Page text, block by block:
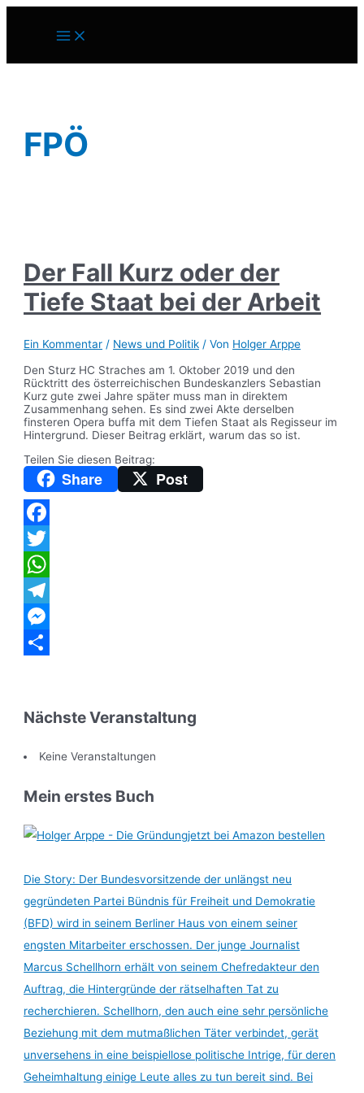
Main
Menu
FPÖ
Der Fall Kurz oder der
Tiefe Staat bei der Arbeit
Ein Kommentar / News und Politik / Von Holger Arppe
Den Sturz HC Straches am 1. Oktober 2019 und den
Rücktritt des österreichischen Bundeskanzlers Sebastian
Kurz gute zwei Jahre später muss man in direktem
Zusammenhang sehen. Es sind zwei Akte derselben
finsteren Opera buffa mit dem Tiefen Staat als Regisseur im
Hintergrund. Dieser Beitrag erklärt, warum das so ist.
Teilen Sie diesen Beitrag:
Share Post
Facebook
Twitter
WhatsApp
Telegram
Messenger
Nächste Veranstaltung
Keine Veranstaltungen
Mein erstes Buch
jetzt bei Amazon bestellen
Die Story: Der Bundesvorsitzende der unlängst neu
gegründeten Partei Bündnis für Freiheit und Demokratie
(BFD) wird in seinem Berliner Haus von einem seiner
engsten Mitarbeiter erschossen. Der junge Journalist
Marcus Schellhorn erhält von seinem Chefredakteur den
Auftrag, die Hintergründe der rätselhaften Tat zu
recherchieren. Schellhorn, den auch eine sehr persönliche
Beziehung mit dem mutmaßlichen Täter verbindet, gerät
unversehens in eine beispiellose politische Intrige, für deren
Geheimhaltung einige Leute alles zu tun bereit sind. Bei